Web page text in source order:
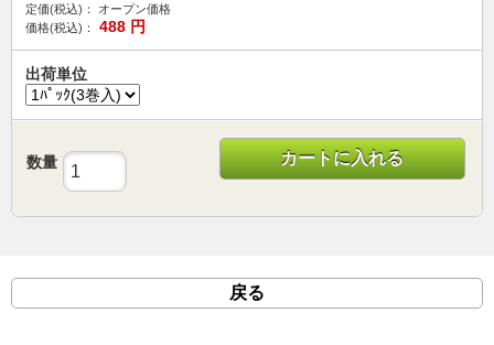
定価(税込)：
オープン価格
価格(税込)：
488 円
出荷単位
数量 カートに入れる
戻る